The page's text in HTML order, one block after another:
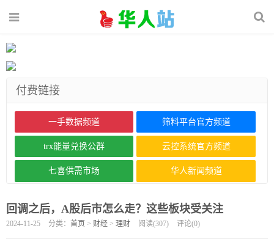
付费链接
一手数据频道 筛料平台官方频道
trx能量兑换公群 云控系统官方频道
七喜供需市场 华人新闻频道
回调之后，A股后市怎么走？这些板块受关注
2024-11-25 分类： 首页 > 财经 > 理财 阅读(307) 评论(0)